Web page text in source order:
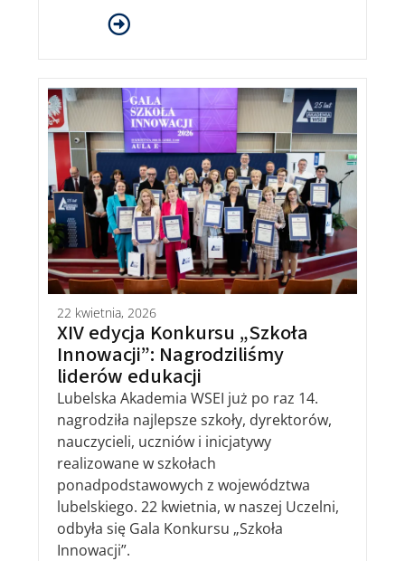
22 kwietnia, 2026
XIV edycja Konkursu „Szkoła
Innowacji”: Nagrodziliśmy
liderów edukacji
Lubelska Akademia WSEI już po raz 14.
nagrodziła najlepsze szkoły, dyrektorów,
nauczycieli, uczniów i inicjatywy
realizowane w szkołach
ponadpodstawowych z województwa
lubelskiego. 22 kwietnia, w naszej Uczelni,
odbyła się Gala Konkursu „Szkoła
Innowacji”.